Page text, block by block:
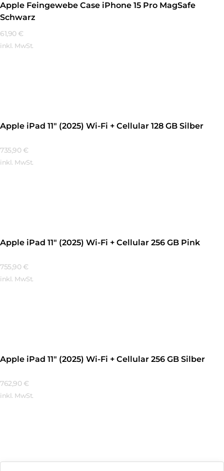
Apple Feingewebe Case iPhone 15 Pro MagSafe
Schwarz
61,90 €
inkl. MwSt.
Apple iPad 11″ (2025) Wi-Fi + Cellular 128 GB Silber
735,90 €
inkl. MwSt.
Apple iPad 11″ (2025) Wi-Fi + Cellular 256 GB Pink
755,90 €
inkl. MwSt.
Apple iPad 11″ (2025) Wi-Fi + Cellular 256 GB Silber
762,90 €
inkl. MwSt.